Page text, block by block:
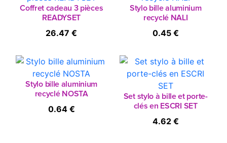
Coffret cadeau 3 pièces
READYSET
26.47 €
Stylo bille aluminium
recyclé NALI
0.45 €
Stylo bille aluminium
recyclé NOSTA
0.64 €
Set stylo à bille et porte-
clés en ESCRI SET
4.62 €